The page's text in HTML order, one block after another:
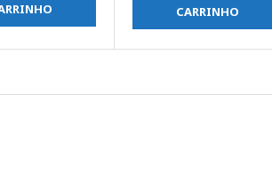
CARRINHO